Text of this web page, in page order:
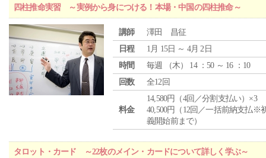
四柱推命実習 ～実例から身につける！本場・中国の四柱推命～
講師
澤田 昌征
日程
1月 15日 ～ 4月 2日
時間
毎週 （木） 14 ：50 ～ 16 ：10
回数
全12回
料金
14,580円（4回／分割支払い）×3
40,500円（12回／一括前納支払※
義開始前まで）
タロット・カード ～22枚のメイン・カードについて詳しく学ぶ～